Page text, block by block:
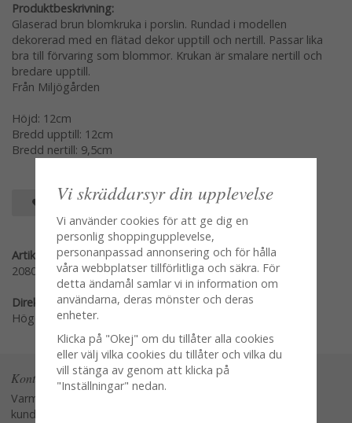
Produktbeskrivning:
Glaserad brun blomkruka i porslin. Rundad i modellen
dekorerad med en flätad dekor upptill och nertill. Passar lika
bra till förvaring som blommor. Krukan är smalare nertill och
bredare upptill.
Från Miljögården
Höjd: 12cm
Bredd upptill: 12cm
Bredd nertill: 9,5cm
SPARA SOM FAVORIT
Artikelnummer:
208090
Direktlänk:
Högerklicka och kopiera adressen
Kontakta oss
Varmt välkommen att kontakta vår
kundtjänst.
Vi skräddarsyr din upplevelse
Vi använder cookies för att ge dig en
personlig shoppingupplevelse,
personanpassad annonsering och för hålla
våra webbplatser tillförlitliga och säkra. För
detta ändamål samlar vi in information om
användarna, deras mönster och deras
enheter.
Klicka på "Okej" om du tillåter alla cookies
eller välj vilka cookies du tillåter och vilka du
vill stänga av genom att klicka på
"Inställningar" nedan.